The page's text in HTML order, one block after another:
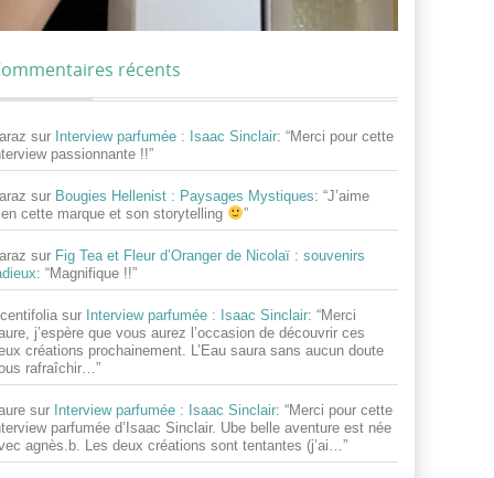
récents
sur Interview parfumée : Isaac Sinclair: “Merci pour cette
passionnante !!”
sur Bougies Hellenist : Paysages Mystiques: “J’aime
cette marque et son storytelling
”
sur Fig Tea et Fleur d’Oranger de Nicolaï : souvenirs
: “Magnifique !!”
sur Interview parfumée : Isaac Sinclair: “Merci
j’espère que vous aurez l’occasion de découvrir ces
créations prochainement. L’Eau saura sans aucun doute
rafraîchir…”
sur Interview parfumée : Isaac Sinclair: “Merci pour cette
parfumée d’Isaac Sinclair. Ube belle aventure est née
agnès.b. Les deux créations sont tentantes (j’ai…”